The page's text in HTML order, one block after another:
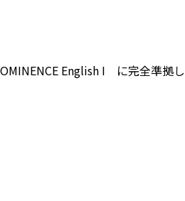
English I に完全準拠